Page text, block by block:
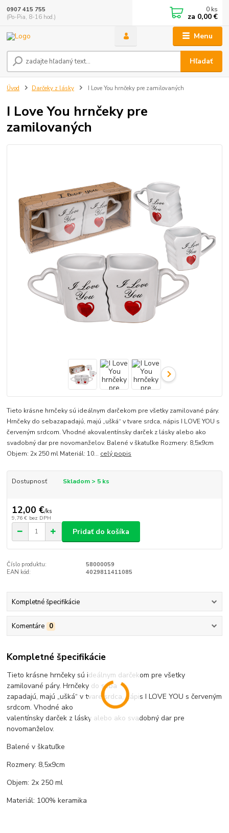
Menu
Hľadať
0907 415 755
(Po-Pia, 8-16 hod.)
0 ks
za 0,00 €
Úvod Darčeky z lásky I Love You hrnčeky pre zamilovaných
I Love You hrnčeky pre
zamilovaných
Tieto krásne hrnčeky sú ideálnym darčekom pre všetky zamilované páry.
Hrnčeky do sebazapadajú, majú „ušká“ v tvare srdca, nápis I LOVE YOU s
červeným srdcom. Vhodné akovalentínsky darček z lásky alebo ako
svadobný dar pre novomanželov. Balené v škatuľke Rozmery: 8,5x9cm
Objem: 2x 250 ml Materiál: 10... celý popis
Dostupnosť Skladom > 5 ks
12,00 €/ks
9,76 € bez DPH
Pridať do košíka
Číslo produktu:
58000059
EAN kód:
4029811411085
Kompletné špecifikácie
Komentáre 0
Kompletné špecifikácie
Tieto krásne hrnčeky sú ideálnym darčekom pre všetky
zamilované páry. Hrnčeky do seba
zapadajú, majú „ušká“ v tvare srdca, nápis I LOVE YOU s červeným
srdcom. Vhodné ako
valentínsky darček z lásky alebo ako svadobný dar pre
novomanželov.
Balené v škatuľke
Rozmery: 8,5x9cm
Objem: 2x 250 ml
Materiál: 100% keramika